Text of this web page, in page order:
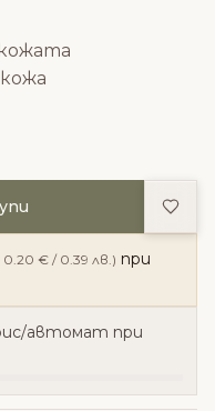
0.20 € / 0.39 лв.) при
автомат при